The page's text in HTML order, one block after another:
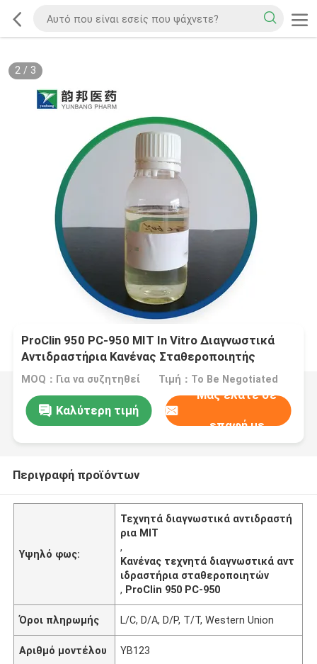
2/ 3
ProClin 950 PC-950 MIT In Vitro Διαγνωστικά
Αντιδραστήρια Κανένας Σταθεροποιητής
MOQ：Για να συζητηθεί Τιμή：To Be Negotiated
Καλύτερη τιμή
Μας ελάτε σε
επαφή με
Περιγραφή προϊόντων
Υψηλό φως:
Τεχνητά διαγνωστικά αντιδραστή
ρια MIT
,
Κανένας τεχνητά διαγνωστικά αντ
ιδραστήρια σταθεροποιητών
, ProClin 950 PC-950
Όροι πληρωμής L/C, D/A, D/P, T/T, Western Union
Αριθμό μοντέλου YB123